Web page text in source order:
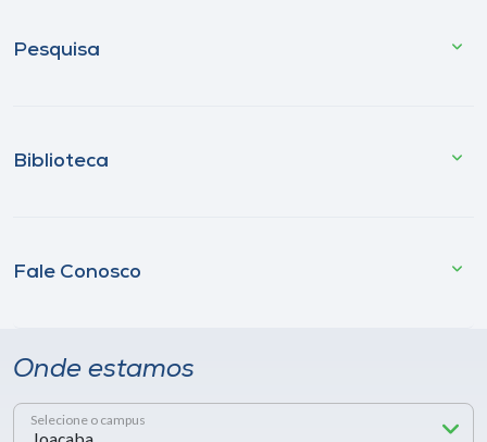
Pesquisa
Biblioteca
Fale Conosco
Onde estamos
Selecione o campus